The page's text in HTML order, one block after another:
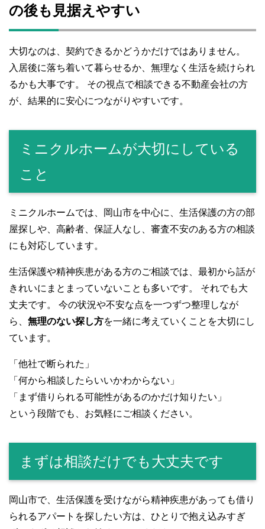
の後も見据えやすい
大切なのは、契約できるかどうかだけではありません。
入居後に落ち着いて暮らせるか、無理なく生活を続けられ
るかも大事です。 その視点で相談できる不動産会社の方
が、結果的に安心につながりやすいです。
ミニクルホームが大切にしている
こと
ミニクルホームでは、岡山市を中心に、生活保護の方の部
屋探しや、高齢者、保証人なし、審査不安のある方の相談
にも対応しています。
生活保護や精神疾患がある方のご相談では、最初から話が
きれいにまとまっていないことも多いです。 それでも大
丈夫です。 今の状況や不安な点を一つずつ整理しなが
ら、 無理のない探し方を一緒に考えていくことを大切にし
ています。
「他社で断られた」
「何から相談したらいいかわからない」
「まず借りられる可能性があるのかだけ知りたい」
という段階でも、お気軽にご相談ください。
まずは相談だけでも大丈夫です
岡山市で、生活保護を受けながら精神疾患があっても借り
られるアパートを探したい方は、ひとりで抱え込みすぎ